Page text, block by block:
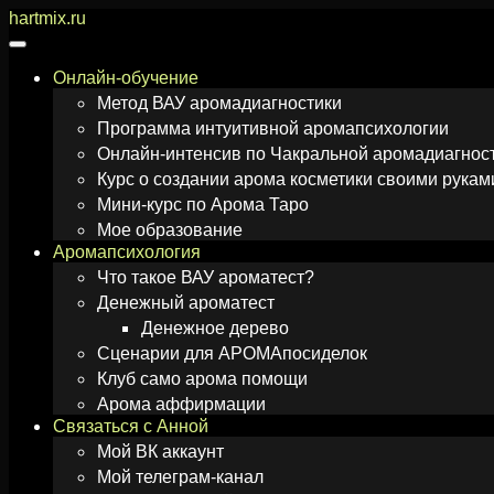
Перейти
к
hartmix.ru
Онлайн-обучение
Метод ВАУ аромадиагностики
Программа интуитивной аромапсихологии
Онлайн-интенсив по Чакральной
Курс о создании арома косметики своими
Мини-курс по Арома Таро
Мое образование
Аромапсихология
Что такое ВАУ ароматест?
Денежный ароматест
Денежное дерево
Сценарии для АРОМАпосиделок
Клуб само арома помощи
Арома аффирмации
Связаться с Анной
Мой ВК аккаунт
Мой телеграм-канал